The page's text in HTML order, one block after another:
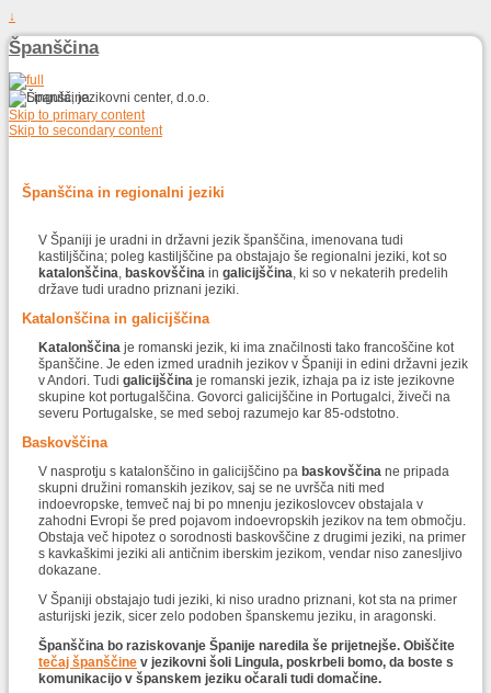
↓
Španščina
Skip to primary content
Skip to secondary content
Španščina in regionalni jeziki
V Španiji je uradni in državni jezik španščina, imenovana tudi
kastiljščina; poleg kastiljščine pa obstajajo še regionalni jeziki, kot so
katalonščina, baskovščina in galicijščina, ki so v nekaterih predelih
države tudi uradno priznani jeziki.
Katalonščina in galicijščina
Katalonščina je romanski jezik, ki ima značilnosti tako francoščine kot
španščine. Je eden izmed uradnih jezikov v Španiji in edini državni jezik
v Andori. Tudi galicijščina je romanski jezik, izhaja pa iz iste jezikovne
skupine kot portugalščina. Govorci galicijščine in Portugalci, živeči na
severu Portugalske, se med seboj razumejo kar 85-odstotno.
Baskovščina
V nasprotju s katalonščino in galicijščino pa baskovščina ne pripada
skupni družini romanskih jezikov, saj se ne uvršča niti med
indoevropske, temveč naj bi po mnenju jezikoslovcev obstajala v
zahodni Evropi še pred pojavom indoevropskih jezikov na tem območju.
Obstaja več hipotez o sorodnosti baskovščine z drugimi jeziki, na primer
s kavkaškimi jeziki ali antičnim iberskim jezikom, vendar niso zanesljivo
dokazane.
V Španiji obstajajo tudi jeziki, ki niso uradno priznani, kot sta na primer
asturijski jezik, sicer zelo podoben španskemu jeziku, in aragonski.
Španščina bo raziskovanje Španije naredila še prijetnejše. Obiščite
tečaj španščine v jezikovni šoli Lingula, poskrbeli bomo, da boste s
komunikacijo v španskem jeziku očarali tudi domačine.